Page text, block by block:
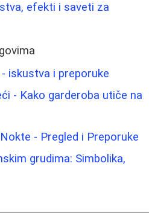
efekti i saveti za
iskustva i preporuke
- Kako garderoba utiče na
- Pregled i Preporuke
grudima: Simbolika,